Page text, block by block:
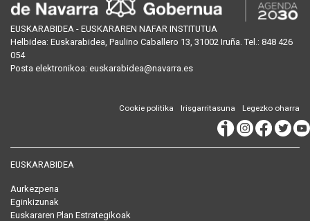
EUSKARABIDEA - EUSKARAREN NAFAR INSTITUTUA
Helbidea: Euskarabidea, Paulino Caballero 13, 31002 Iruña. Tel.: 848 426
054
Posta elektronikoa: euskarabidea@navarra.es
Legezko oharra
Irisgarritasuna
Cookie politika
EUSKARABIDEA
Aurkezpena
Eginkizunak
Euskararen Plan Estrategikoak